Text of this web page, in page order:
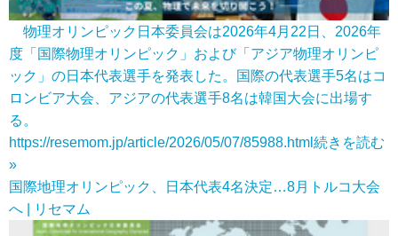
物理オリンピック日本委員会は2026年4月22日、2026年
度「国際物理オリンピック」および「アジア物理オリンピ
ック」の日本代表選手を発表した。国際の代表選手5名はコ
ロンビア大会、アジアの代表選手8名は韓国大会に出場す
る。
https://resemom.jp/article/2026/05/07/85988.html 続きを読む
»
国際地理オリンピック、日本代表4名決定…8月トルコ大会
へ | リセマム